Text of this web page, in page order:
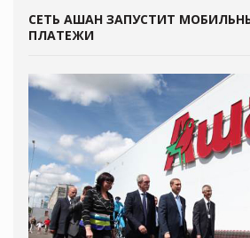
СЕТЬ АШАН ЗАПУСТИТ
ПЛАТЕЖИ